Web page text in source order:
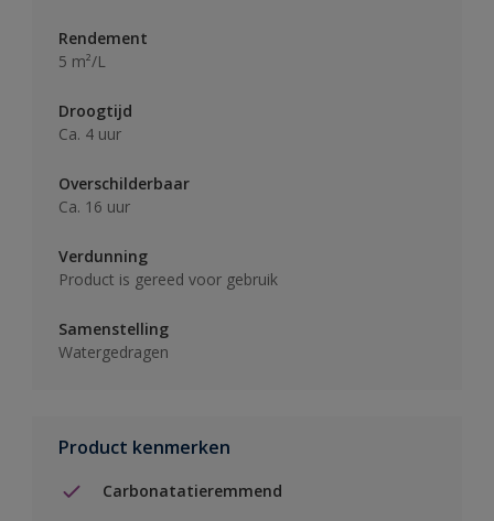
Rendement
5 m²/L
Droogtijd
Ca. 4 uur
Overschilderbaar
Ca. 16 uur
Verdunning
Product is gereed voor gebruik
Samenstelling
Watergedragen
Product kenmerken
Carbonatatieremmend